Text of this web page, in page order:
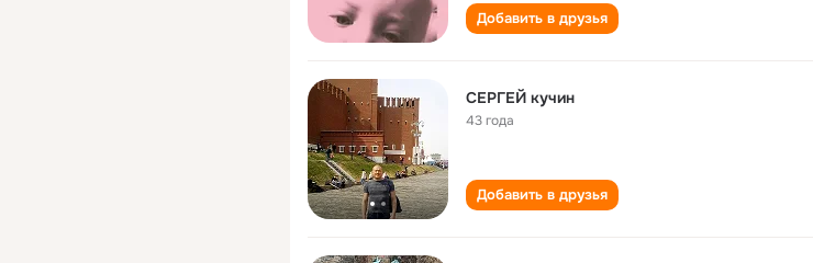
Добавить в друзья
СЕРГЕЙ кучин
43 года
Добавить в друзья